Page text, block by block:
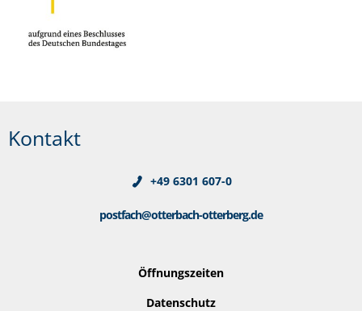
Kontakt
+49 6301 607-0
postfach@otterbach-otterberg.de
Öffnungszeiten
Datenschutz